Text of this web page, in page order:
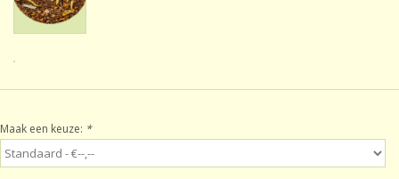
Contact
Sale!
Laatste kans!
Maak een keuze: *